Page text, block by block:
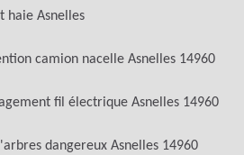
haie Asnelles
camion nacelle Asnelles 14960
fil électrique Asnelles 14960
dangereux Asnelles 14960